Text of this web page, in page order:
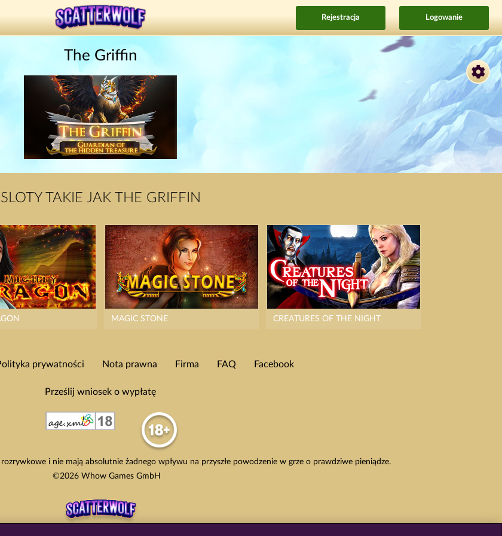
Rejestracja Logowanie
The Griffin
SLOTY TAKIE JAK THE GRIFFIN
MAGIC STONE CREATURES OF THE NIGHT
prywatności Nota prawna Firma FAQ Facebook
Prześlij wniosek o wypłatę
i nie mają absolutnie żadnego wpływu na przyszłe powodzenie w grze o prawdziwe pieniądze.
©2026 Whow Games GmbH